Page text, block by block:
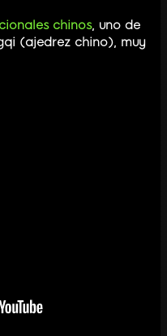
chinos, uno de
(ajedrez chino), muy